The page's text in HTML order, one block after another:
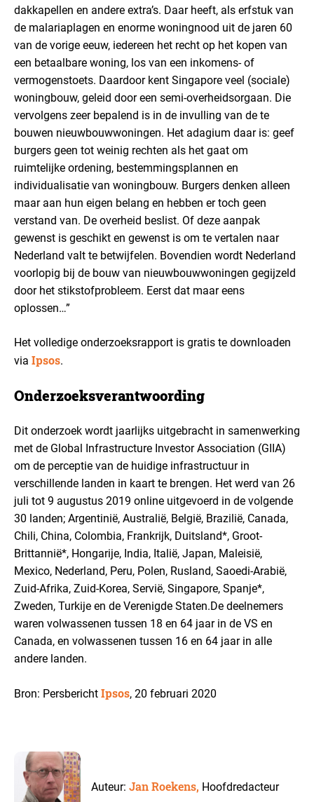
dakkapellen en andere extra’s. Daar heeft, als erfstuk van
de malariaplagen en enorme woningnood uit de jaren 60
van de vorige eeuw, iedereen het recht op het kopen van
een betaalbare woning, los van een inkomens- of
vermogenstoets. Daardoor kent Singapore veel (sociale)
woningbouw, geleid door een semi-overheidsorgaan. Die
vervolgens zeer bepalend is in de invulling van de te
bouwen nieuwbouwwoningen. Het adagium daar is: geef
burgers geen tot weinig rechten als het gaat om
ruimtelijke ordening, bestemmingsplannen en
individualisatie van woningbouw. Burgers denken alleen
maar aan hun eigen belang en hebben er toch geen
verstand van. De overheid beslist. Of deze aanpak
gewenst is geschikt en gewenst is om te vertalen naar
Nederland valt te betwijfelen. Bovendien wordt Nederland
voorlopig bij de bouw van nieuwbouwwoningen gegijzeld
door het stikstofprobleem. Eerst dat maar eens
oplossen…”
Het volledige onderzoeksrapport is gratis te downloaden
via Ipsos.
Onderzoeksverantwoording
Dit onderzoek wordt jaarlijks uitgebracht in samenwerking
met de Global Infrastructure Investor Association (GIIA)
om de perceptie van de huidige infrastructuur in
verschillende landen in kaart te brengen. Het werd van 26
juli tot 9 augustus 2019 online uitgevoerd in de volgende
30 landen; Argentinië, Australië, België, Brazilië, Canada,
Chili, China, Colombia, Frankrijk, Duitsland*, Groot-
Brittannië*, Hongarije, India, Italië, Japan, Maleisië,
Mexico, Nederland, Peru, Polen, Rusland, Saoedi-Arabië,
Zuid-Afrika, Zuid-Korea, Servië, Singapore, Spanje*,
Zweden, Turkije en de Verenigde Staten.De deelnemers
waren volwassenen tussen 18 en 64 jaar in de VS en
Canada, en volwassenen tussen 16 en 64 jaar in alle
andere landen.
Bron: Persbericht Ipsos, 20 februari 2020
Auteur:Jan Roekens, Hoofdredacteur